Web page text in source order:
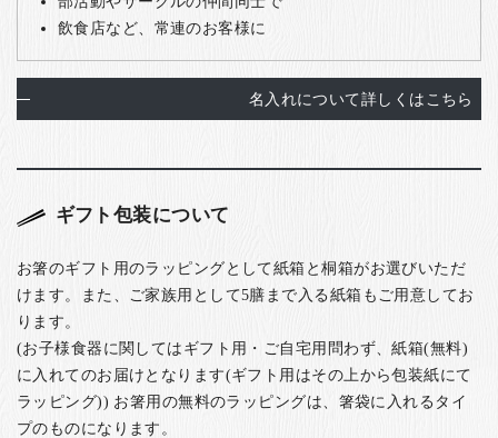
飲食店など、常連のお客様に
名入れについて詳しくはこちら
ギフト包装について
お箸のギフト用のラッピングとして紙箱と桐箱がお選びいただ
けます。また、ご家族用として5膳まで入る紙箱もご用意してお
ります。
(お子様食器に関してはギフト用・ご自宅用問わず、紙箱(無料)
に入れてのお届けとなります(ギフト用はその上から包装紙にて
ラッピング)) お箸用の無料のラッピングは、箸袋に入れるタイ
プのものになります。